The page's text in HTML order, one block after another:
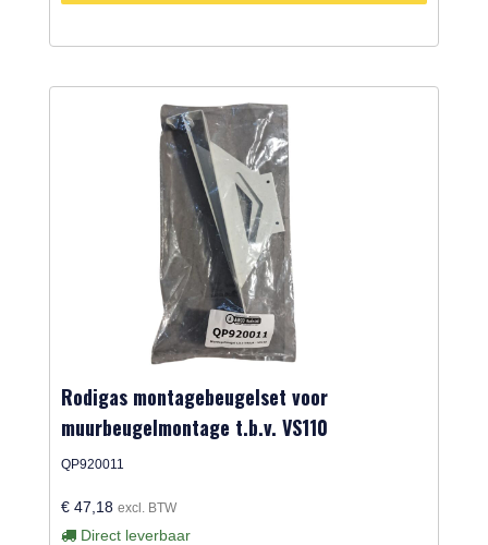
Rodigas montagebeugelset voor
muurbeugelmontage t.b.v. VS110
QP920011
€ 47,18 excl. BTW
Direct leverbaar